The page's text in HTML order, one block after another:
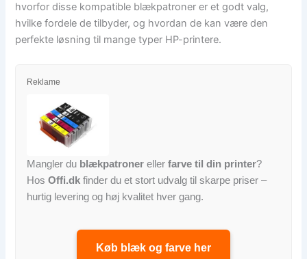
hvorfor disse kompatible blækpatroner er et godt valg,
hvilke fordele de tilbyder, og hvordan de kan være den
perfekte løsning til mange typer HP-printere.
Reklame
Mangler du blækpatroner ellerfarve til din printer?
HosOffi.dk finder du et stort udvalg til skarpe priser –
hurtig levering og høj kvalitet hver gang.
Køb blæk og farve her